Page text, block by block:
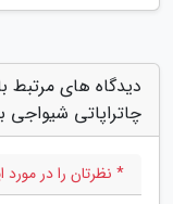
دیدگاه های مرتبط
چاتراپاتی شیواجی
* نظرتان را در مورد